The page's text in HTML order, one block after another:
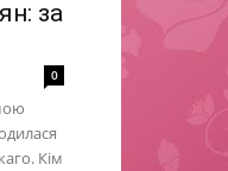
за
0
Кім